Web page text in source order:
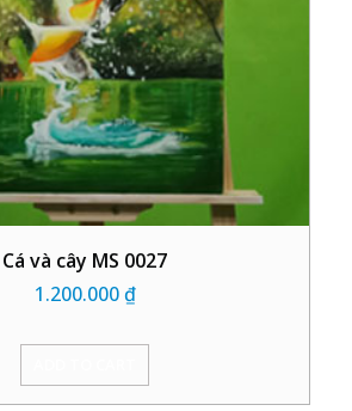
Cá và cây MS 0027
1.200.000₫